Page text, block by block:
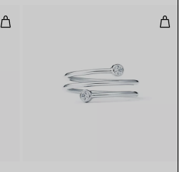
Boucles d’oreilles créoles en